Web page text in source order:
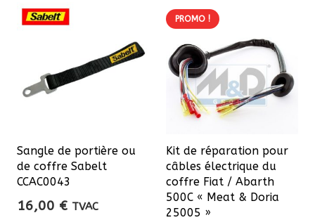
options
peuvent
être
choisies
produit
Sangle de portière ou
de coffre Sabelt
CCAC0043
16,00 € TVAC
PROMO !
Kit de réparation pour
câbles électrique du
coffre Fiat / Abarth
500C « Meat & Doria
25005 »